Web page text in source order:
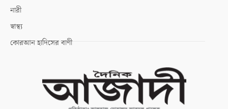
নারী
স্বাস্থ্য
কোরআন হাদিসের বাণী